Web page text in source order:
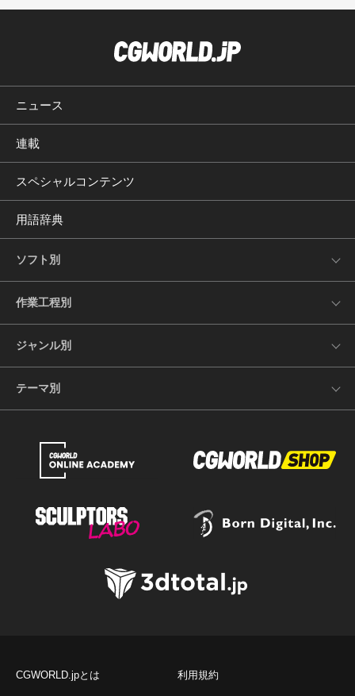
ニュース
連載
スペシャルコンテンツ
用語辞典
ソフト別
作業工程別
ジャンル別
テーマ別
CGWORLD.jpとは 利用規約